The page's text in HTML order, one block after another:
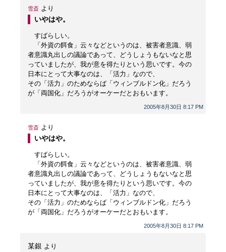
雪斎 より
2005年8月30日 8:17 PM
いやはや。
すばらしい。
「外資の餌食」云々などというのは、被害者意識、弱
者意識丸出しの議論であって、どうしょうもないなと思
っていましたが、我が意を得たりという思いです。今の
日本にとって大事なのは、「活力」なので、
その「活力」のためならば「ウィンブルドン化」だろう
が「両国化」だろうがオーケーだとおもいます。
雪斎 より
2005年8月30日 8:17 PM
いやはや。
すばらしい。
「外資の餌食」云々などというのは、被害者意識、弱
者意識丸出しの議論であって、どうしょうもないなと思
っていましたが、我が意を得たりという思いです。今の
日本にとって大事なのは、「活力」なので、
その「活力」のためならば「ウィンブルドン化」だろう
が「両国化」だろうがオーケーだとおもいます。
某銀 より